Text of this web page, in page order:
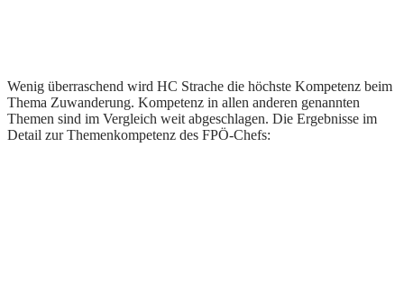
Wenig überraschend wird HC Strache die höchste Kompetenz beim
Thema Zuwanderung. Kompetenz in allen anderen genannten
Themen sind im Vergleich weit abgeschlagen. Die Ergebnisse im
Detail zur Themenkompetenz des FPÖ-Chefs: